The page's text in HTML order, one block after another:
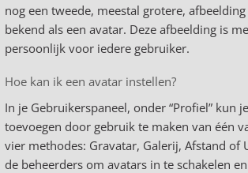
nog een tweede, meestal grotere,
bekend als een avatar. Deze afbeelding is
persoonlijk voor iedere gebruiker.
Hoe kan ik een avatar instellen?
In je Gebruikerspaneel, onder “Profiel” kun
toevoegen door gebruik te maken van één
vier methodes: Gravatar, Galerij, Afstand of
de beheerders om avatars in te schakelen